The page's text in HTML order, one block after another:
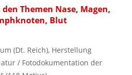
Themen Nase, Magen,
Blut
(Dt. Reich), Herstellung
/ Fotodokumentation der